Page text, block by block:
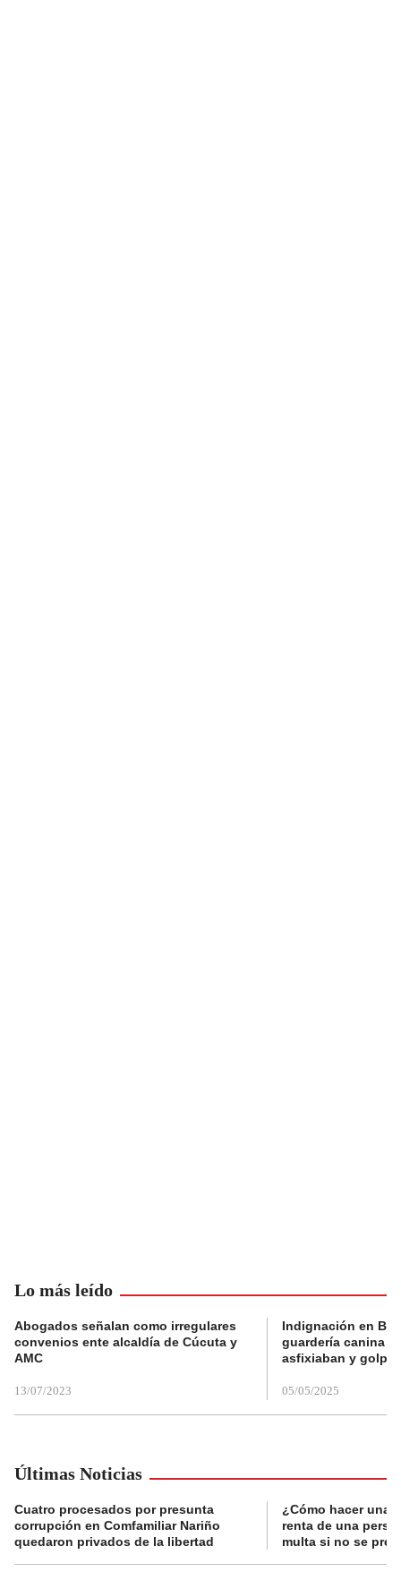
Lo más leído
Abogados señalan como irregulares
convenios ente alcaldía de Cúcuta y
AMC
13/07/2023
Indignación en
guardería canina
asfixiaban y
05/05/2025
Últimas Noticias
Cuatro procesados por presunta
corrupción en Comfamiliar Nariño
quedaron privados de la libertad
¿Cómo hacer una
renta de una
multa si no se